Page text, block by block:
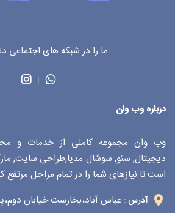
درباره وب وان
وب وان مجموعه کاملی از خدمات و
دیجیتال, سئو, سوشال مدیا,طراحی سایت,
است تا نیازهای شما را در تمام مراحل مرتفع
آدرس : عباس آباد،بخارست خیابان دوم،پلاک 8
ما را در شبکه های اجتماعی